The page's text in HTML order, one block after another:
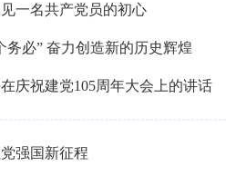
一名共产党员的初心
务必” 奋力创造新的历史辉煌
庆祝建党105周年大会上的讲话
强国新征程